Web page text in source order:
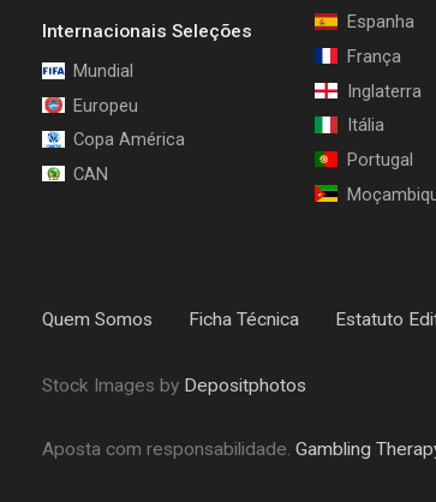
Internacionais Seleções
Mundial
Europeu
Copa América
CAN
Espanha
França
Inglaterra
Itália
Portugal
Quem Somos Ficha Técnica Estatuto
Stock Images by Depositphotos
Aposta com responsabilidade. Gambling